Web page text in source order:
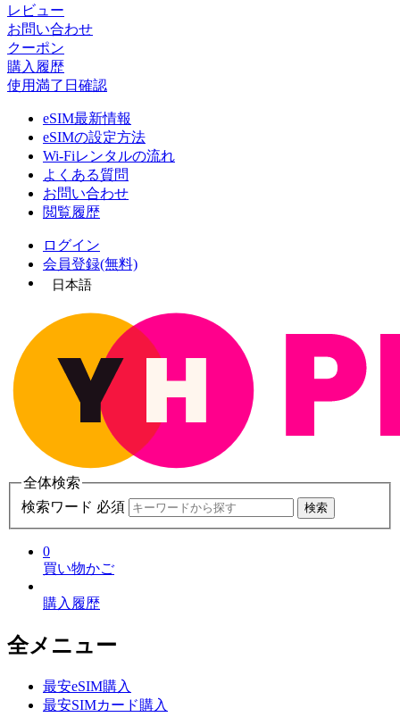
レビュー
お問い合わせ
クーポン
購入履歴
使用満了日確認
eSIM最新情報
eSIMの設定方法
Wi-Fiレンタルの流れ
よくある質問
お問い合わせ
閲覧履歴
ログイン
会員登録(無料)
日本語
全体検索
検索ワード 必須
検索
0
買い物かご
購入履歴
全メニュー
最安eSIM購入
最安SIMカード購入